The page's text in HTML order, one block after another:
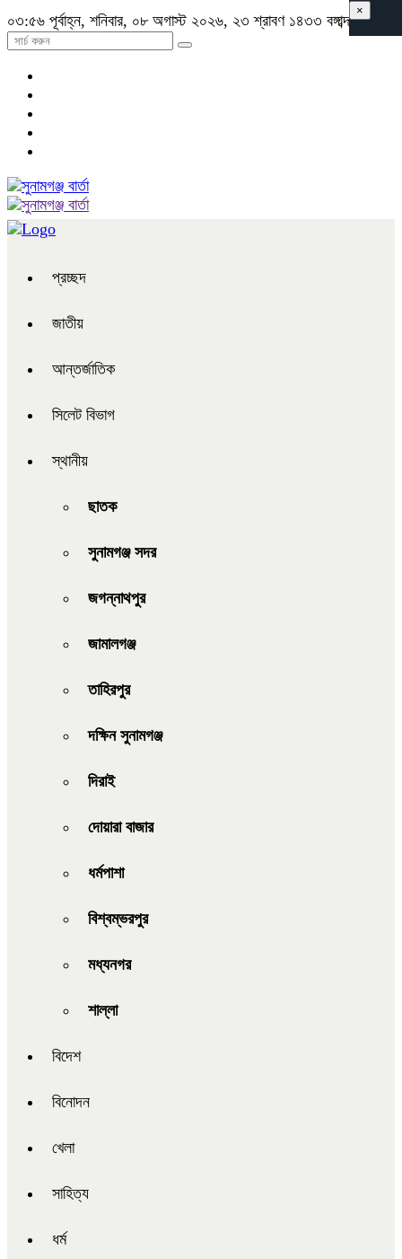
০৩:৫৬ পূর্বাহ্ন, শনিবার, ০৮ অগাস্ট ২০২৬, ২৩ শ্রাবণ ১৪৩৩ বঙ্গাব্দ
প্রচ্ছদ
জাতীয়
আন্তর্জাতিক
সিলেট বিভাগ
স্থানীয়
ছাতক
সুনামগঞ্জ সদর
জগন্নাথপুর
জামালগঞ্জ
তাহিরপুর
দক্ষিন সুনামগঞ্জ
দিরাই
দোয়ারা বাজার
ধর্মপাশা
বিশ্বম্ভরপুর
মধ্যনগর
শাল্লা
বিদেশ
বিনোদন
খেলা
সাহিত্য
ধর্ম
×